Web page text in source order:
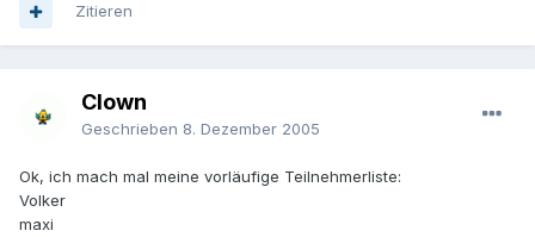
Zitieren
Clown
Geschrieben 8. Dezember 2005
Ok, ich mach mal meine vorläufige Teilnehmerliste:
Volker
maxi